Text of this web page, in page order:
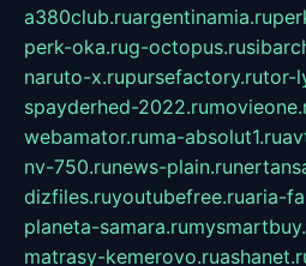
a380club.ruargentinamia.ru
perk-oka.rug-octopus.ru
naruto-x.rupursefactory.rutor-
spayderhed-2022.ru
webamator.ruma-absolut1.ru
nv-750.runews-plain.ru
dizfiles.ruyoutubefree.ruaria-
planeta-samara.ru
matrasy-kemerovo.ru